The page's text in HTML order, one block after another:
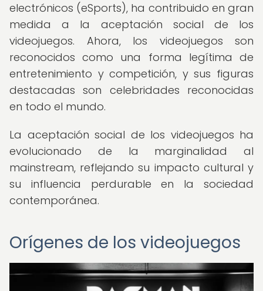
electrónicos (eSports), ha contribuido en gran
medida a la aceptación social de los
videojuegos. Ahora, los videojuegos son
reconocidos como una forma legítima de
entretenimiento y competición, y sus figuras
destacadas son celebridades reconocidas
en todo el mundo.
La aceptación social de los videojuegos ha
evolucionado de la marginalidad al
mainstream, reflejando su impacto cultural y
su influencia perdurable en la sociedad
contemporánea.
Orígenes de los videojuegos